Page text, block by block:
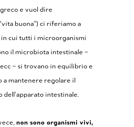
e vuol dire
buona”) ci riferiamo a
in cui tutti i microorganismi
il microbiota intestinale –
– si trovano in equilibrio e
a mantenere regolare il
intestinale.
non sono organismi vivi,